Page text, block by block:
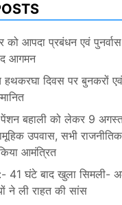
को आपदा प्रबंधन एवं
आगमन
हथकरघा दिवस पर बुनकरों
पेंशन बहाली को लेकर 9
उपवास, सभी
आमंत्रित
घंटे बाद खुला सिमली-
ने ली राहत की सांस